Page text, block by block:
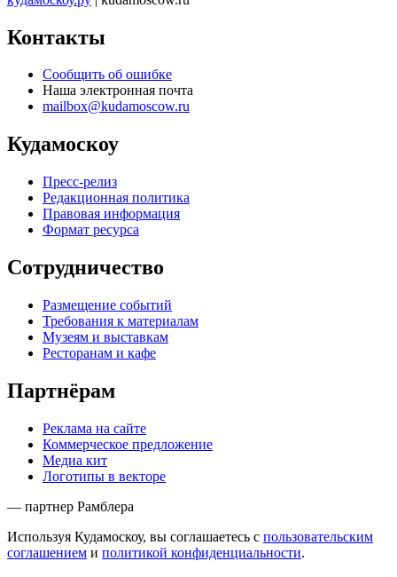
Контакты
Сообщить об ошибке
Наша электронная почта
mailbox@kudamoscow.ru
Кудамоскоу
Пресс-релиз
Редакционная политика
Правовая информация
Формат ресурса
Сотрудничество
Размещение событий
Требования к материалам
Музеям и выставкам
Ресторанам и кафе
Партнёрам
Реклама на сайте
Коммерческое предложение
Медиа кит
Логотипы в векторе
— партнер Рамблера
Используя Кудамоскоу, вы соглашаетесь с пользовательским
соглашением и политикой конфиденциальности.